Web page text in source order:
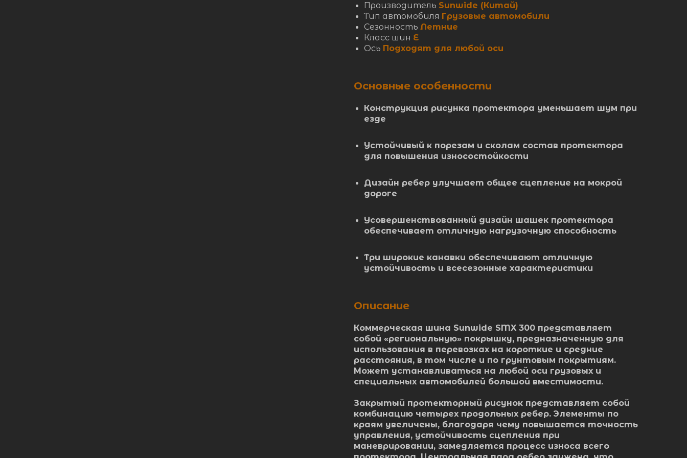
Производитель Sunwide (Китай)
Тип автомобиля Грузовые автомобили
Сезонность Летние
Класс шин E
Ось Подходят для любой оси
Основные особенности
Конструкция рисунка протектора уменьшает шум при
езде
Устойчивый к порезам и сколам состав протектора
для повышения износостойкости
Дизайн ребер улучшает общее сцепление на мокрой
дороге
Усовершенствованный дизайн шашек протектора
обеспечивает отличную нагрузочную способность
Три широкие канавки обеспечивают отличную
устойчивость и всесезонные характеристики
Описание
Коммерческая шина Sunwide SMX 300 представляет
собой «региональную» покрышку, предназначенную для
использования в перевозках на короткие и средние
расстояния, в том числе и по грунтовым покрытиям.
Может устанавливаться на любой оси грузовых и
специальных автомобилей большой вместимости.
Закрытый протекторный рисунок представляет собой
комбинацию четырех продольных ребер. Элементы по
краям увеличены, благодаря чему повышается точность
управления, устойчивость сцепления при
маневрировании, замедляется процесс износа всего